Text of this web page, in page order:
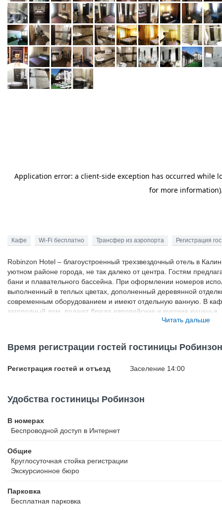
Кафе Wi-Fi бесплатно Трансфер из аэропорта Регистрация
Robinzon Hotel – благоустроенный трехзвездочный отель в
уютном районе города, не так далеко от центра. Гостям
бани и плавательного бассейна. При оформлении номеров
выполненный в теплых цветах, дополненный деревянной
современным оборудованием и имеют отдельную ванную. В
загородный дом, подают блюда европейские и русские
Читать дальше
Время регистрации гостей гостиницы Робинзон
Регистрация гостей и отъезд Заселение 14:00
Удобства гостиницы Робинзон
В номерах
Беспроводной доступ в Интернет
Общие
Круглосуточная стойка регистрации
Экскурсионное бюро
Парковка
Бесплатная парковка